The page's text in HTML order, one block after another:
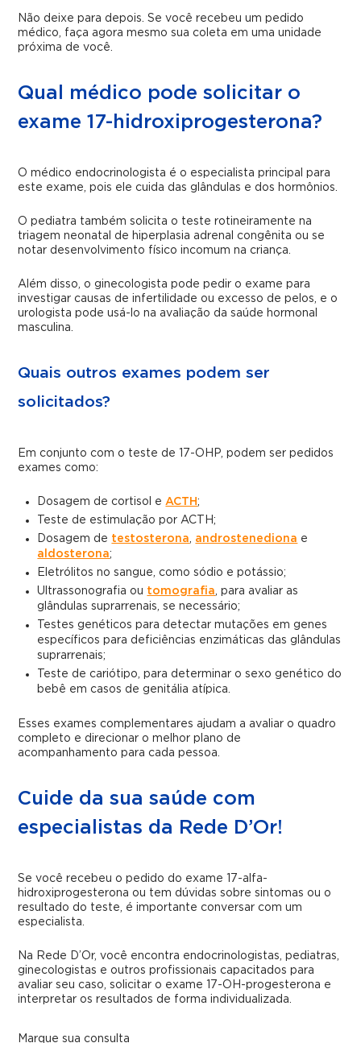
Não deixe para depois. Se você recebeu um pedido
médico, faça agora mesmo sua coleta em uma unidade
próxima de você.
Qual médico pode solicitar o
exame 17-hidroxiprogesterona?
O médico endocrinologista é o especialista principal para
este exame, pois ele cuida das glândulas e dos hormônios.
O pediatra também solicita o teste rotineiramente na
triagem neonatal de hiperplasia adrenal congênita ou se
notar desenvolvimento físico incomum na criança.
Além disso, o ginecologista pode pedir o exame para
investigar causas de infertilidade ou excesso de pelos, e o
urologista pode usá-lo na avaliação da saúde hormonal
masculina.
Quais outros exames podem ser
solicitados?
Em conjunto com o teste de 17-OHP, podem ser pedidos
exames como:
Dosagem de cortisol e ACTH;
Teste de estimulação por ACTH;
Dosagem de testosterona androstenediona e
aldosterona;
Eletrólitos no sangue, como sódio e potássio;
Ultrassonografia ou tomografia , para avaliar as
glândulas suprarrenais, se necessário;
Testes genéticos para detectar mutações em genes
específicos para deficiências enzimáticas das glândulas
suprarrenais;
Teste de cariótipo, para determinar o sexo genético do
bebê em casos de genitália atípica.
Esses exames complementares ajudam a avaliar o quadro
completo e direcionar o melhor plano de
acompanhamento para cada pessoa.
Cuide da sua saúde com
especialistas da Rede D’Or!
Se você recebeu o pedido do exame 17-alfa-
hidroxiprogesterona ou tem dúvidas sobre sintomas ou o
resultado do teste, é importante conversar com um
especialista.
Na Rede D’Or, você encontra endocrinologistas, pediatras,
ginecologistas e outros profissionais capacitados para
avaliar seu caso, solicitar o exame 17-OH-progesterona e
interpretar os resultados de forma individualizada.
Marque sua consulta